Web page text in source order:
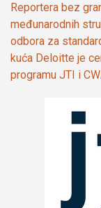
Reportera bez
međunarodnih
odbora za
kuća Deloitte je
programu JTI i